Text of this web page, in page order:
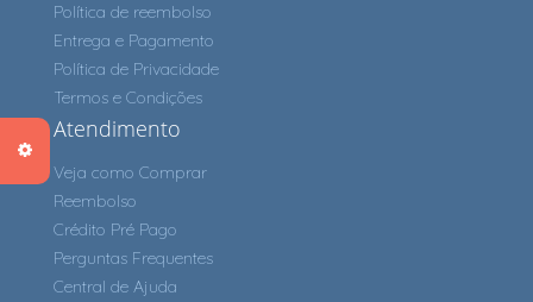
Política de reembolso
Entrega e Pagamento
Política de Privacidade
Termos e Condições
Atendimento
Veja como Comprar
Reembolso
Crédito Pré Pago
Perguntas Frequentes
Central de Ajuda